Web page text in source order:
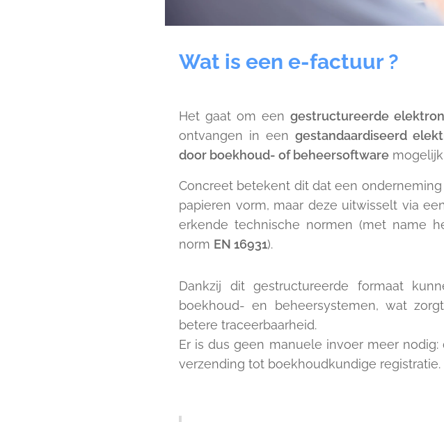
Wat is een e-factuur ?
Het gaat om eengestructureerde
ontvangen in eengestandaardiseerd
door boekhoud- of beheersoftware
Concreet betekent dit dat een
papieren vorm, maar deze uitwisselt via
erkende technische normen (met name
norm EN 16931).
Dankzij dit gestructureerde formaat
boekhoud- en beheersystemen, wat
betere traceerbaarheid.
Er is dus geen manuele invoer meer
verzending tot boekhoudkundige registratie.